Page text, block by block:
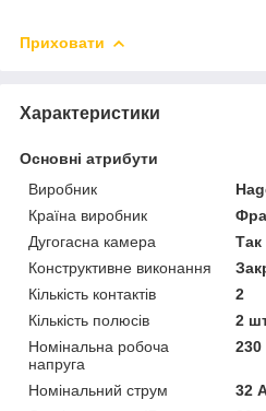
Приховати
Характеристики
Основні атрибути
Виробник
Країна виробник
Дугогасна камера
Так
Конструктивне виконання
Кількість контактів
2
Кількість полюсів
2
Номінальна робоча
напруга
230
Номінальний струм
32